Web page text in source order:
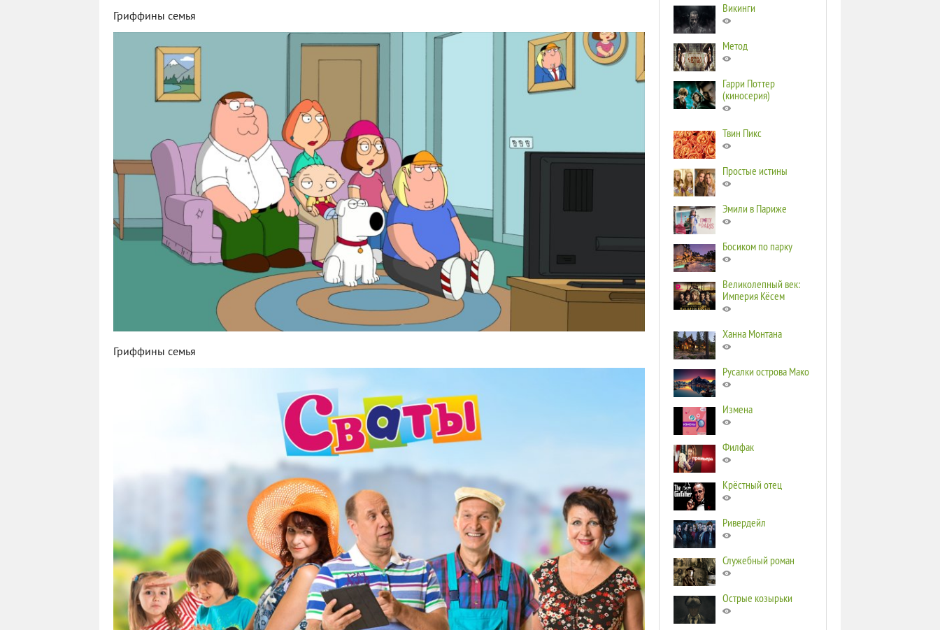
Гриффины семья
Гриффины семья
Викинги
Метод
Гарри Поттер
(киносерия)
Твин Пикс
Простые истины
Эмили в Париже
Босиком по парку
Великолепный век:
Империя Кёсем
Ханна Монтана
Русалки острова Мако
Измена
Филфак
Крёстный отец
Ривердейл
Служебный роман
Острые козырьки